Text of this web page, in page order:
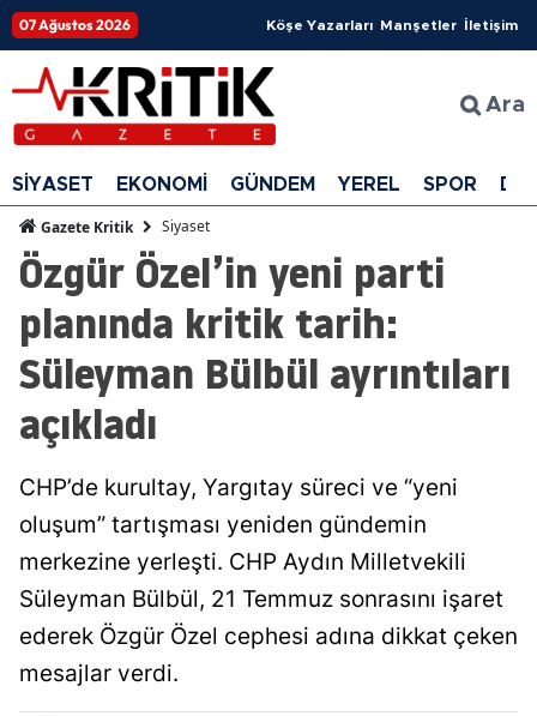
07 Ağustos 2026 Köşe Yazarları Manşetler İletişim
Ara
SİYASET EKONOMİ GÜNDEM YEREL SPOR
Gazete Kritik Siyaset
Özgür Özel’in yeni parti
planında kritik tarih:
Süleyman Bülbül ayrıntıları
açıkladı
CHP’de kurultay, Yargıtay süreci ve “yeni
oluşum” tartışması yeniden gündemin
merkezine yerleşti. CHP Aydın Milletvekili
Süleyman Bülbül, 21 Temmuz sonrasını işaret
ederek Özgür Özel cephesi adına dikkat çeken
mesajlar verdi.